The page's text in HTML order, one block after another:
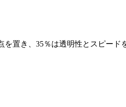
置き、35％は透明性とスピード